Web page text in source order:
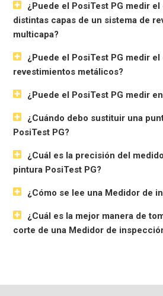
¿Puede el PosiTest PG medir
distintas capas de un sistema de
multicapa?
¿Puede el PosiTest PG medir
revestimientos metálicos?
¿Puede el PosiTest PG medir
¿Cuándo debo sustituir una
PosiTest PG?
¿Cuál es la precisión del
pintura PosiTest PG?
¿Cómo se lee una Medidor de
¿Cuál es la mejor manera de
corte de una Medidor de